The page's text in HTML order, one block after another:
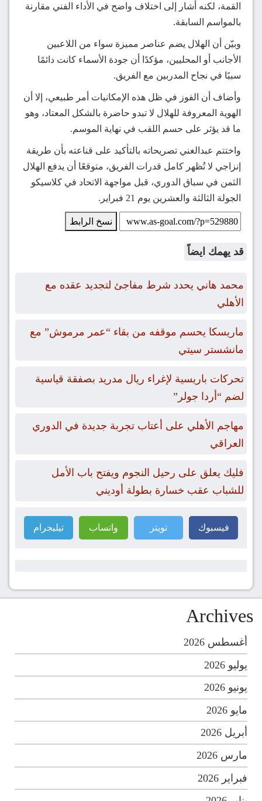
القمة، لكنه أشار إلى اختلاف واضح في الأداء الفني مقارنة
بالمواسم السابقة.
وبيّن أن الهلال يضم عناصر مميزة سواء من اللاعبين
الأجانب أو المحليين، مؤكدًا أن جودة الأسماء كانت دائمًا
سببًا في نجاح المدربين مع الفريق.
وأضاف أن الفوز في ظل هذه الإمكانيات أمر طبيعي، إلا أن
الهوية المعروفة للهلال لا تبدو حاضرة بالشكل المعتاد، وهو
ما قد يؤثر على حسم اللقب في نهاية الموسم.
واختتم عبدالغني تصريحاته بالتأكيد على قناعته بأن طريقة
إنزاجي لا تُظهر كامل قدرات الفريق، متوقعًا أن يدفع الهلال
الثمن في سباق الدوري، قبل مواجهة الاتحاد في كلاسيكو
الجولة الثالثة والعشرين يوم 21 فبراير.
نسخ الرابط
قد يهمك ايضاً
محمد هاني يحدد شرط مفاجئ لتجديد عقده مع
الأهلي
ماريسكا يحسم موقفه من بقاء “عمر مرموش” مع
مانشستر سيتي
تحركات باريسية لإغراء ريال مدريد بصفقة قياسية
لضم “أردا جولر”
مهاجم الأهلي على أعتاب تجربة جديدة في الدوري
العراقي
فليك يعلق على رحيل النجوم ويفتح باب الأمل
للشباب عقب خسارة بطولة أوديني
فيسبوك تويتر واتساب تيليجرام
Archives
أغسطس 2026
يوليو 2026
يونيو 2026
مايو 2026
أبريل 2026
مارس 2026
فبراير 2026